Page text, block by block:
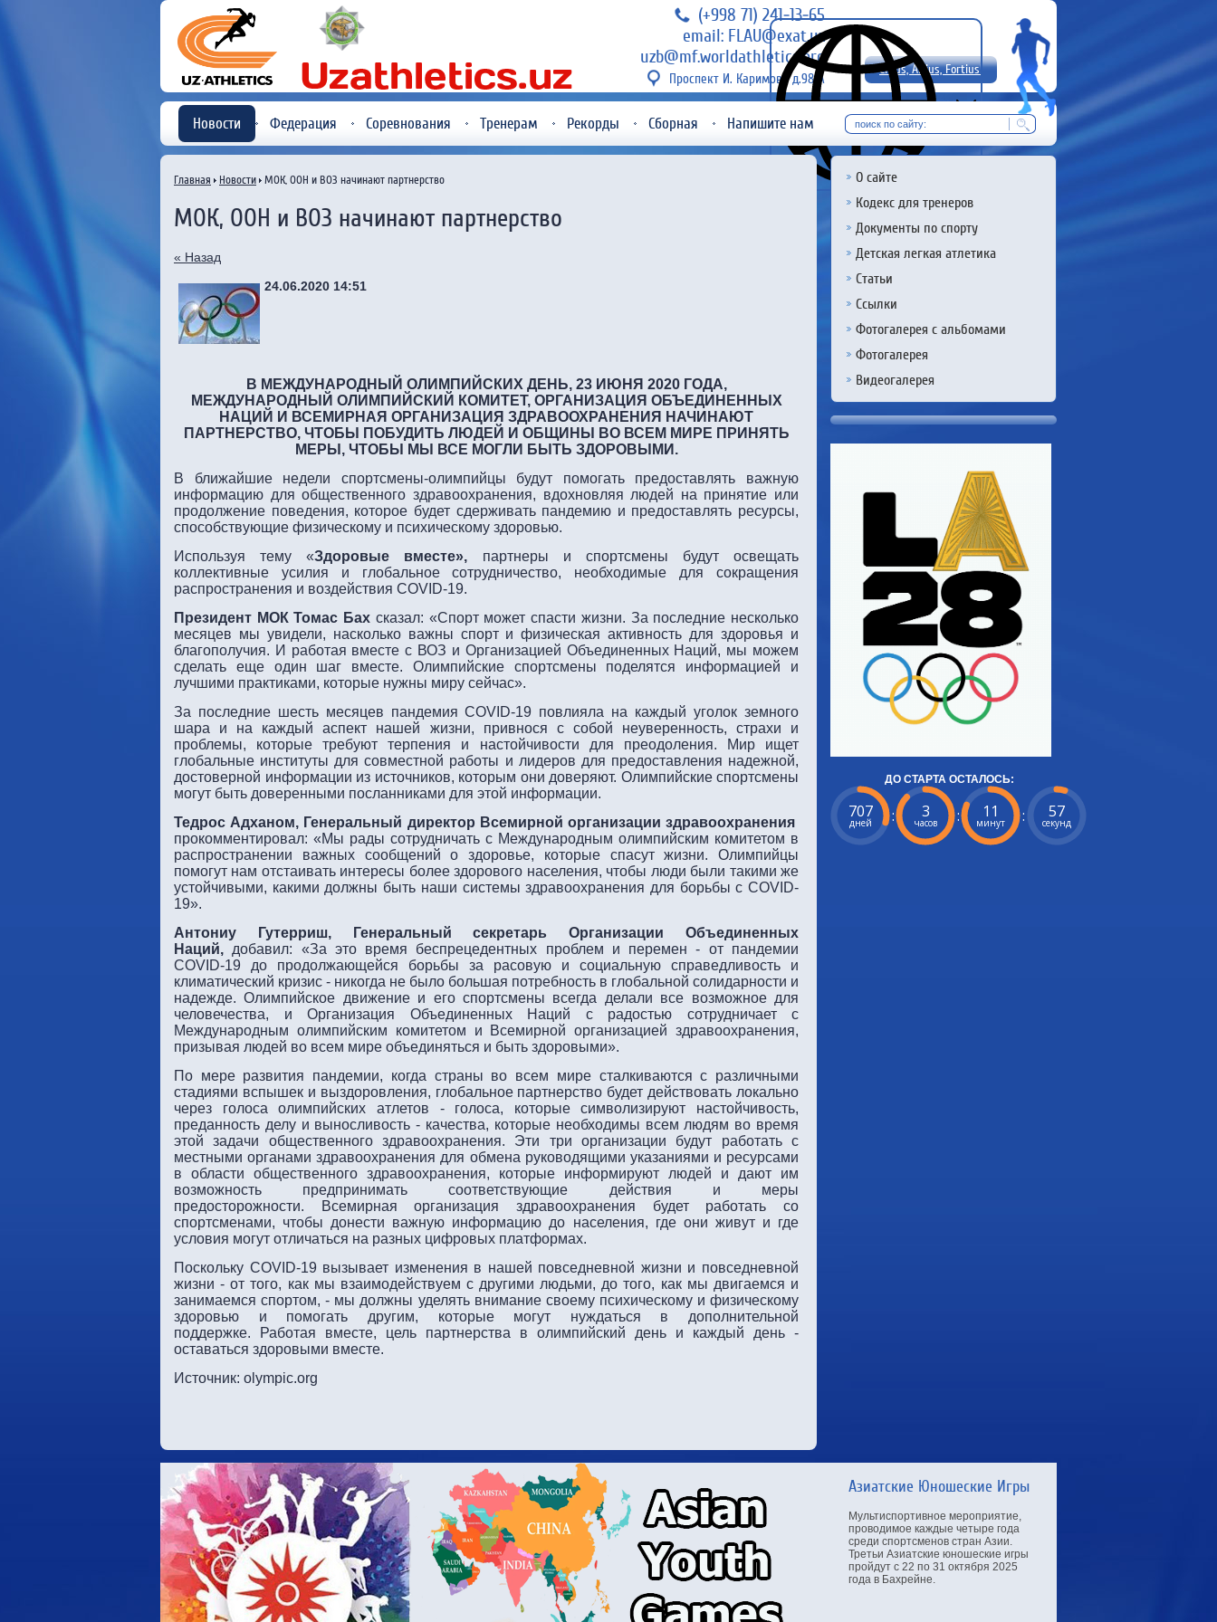
(+998 71) 241-13-65
email: FLAU@exat.uz
uzb@mf.worldathletics.org
Проспект И. Каримова д.98 А
Citius, Altius, Fortius!
RU
Новости Федерация Соревнования Тренерам Рекорды Сборная Напишите нам
О сайте
Кодекс для тренеров
Документы по спорту
Детская легкая атлетика
Статьи
Ссылки
Фотогалерея с альбомами
Фотогалерея
Видеогалерея
ДО СТАРТА ОСТАЛОСЬ:
707
дней : 3
часов : 11
минут : 56
секунд
Главная Новости МОК, ООН и ВОЗ начинают партнерство
МОК, ООН и ВОЗ начинают партнерство
« Назад
24.06.2020 14:51
В МЕЖДУНАРОДНЫЙ ОЛИМПИЙСКИХ ДЕНЬ, 23 ИЮНЯ 2020 ГОДА,
МЕЖДУНАРОДНЫЙ ОЛИМПИЙСКИЙ КОМИТЕТ, ОРГАНИЗАЦИЯ ОБЪЕДИНЕННЫХ
НАЦИЙ И ВСЕМИРНАЯ ОРГАНИЗАЦИЯ ЗДРАВООХРАНЕНИЯ НАЧИНАЮТ
ПАРТНЕРСТВО, ЧТОБЫ ПОБУДИТЬ ЛЮДЕЙ И ОБЩИНЫ ВО ВСЕМ МИРЕ ПРИНЯТЬ
МЕРЫ, ЧТОБЫ МЫ ВСЕ МОГЛИ БЫТЬ ЗДОРОВЫМИ.
В ближайшие недели спортсмены-олимпийцы будут помогать предоставлять важную
информацию для общественного здравоохранения, вдохновляя людей на принятие или
продолжение поведения, которое будет сдерживать пандемию и предоставлять ресурсы,
способствующие физическому и психическому здоровью.
Используя тему «Здоровые вместе», партнеры и спортсмены будут освещать
коллективные усилия и глобальное сотрудничество, необходимые для сокращения
распространения и воздействия COVID-19.
Президент МОК Томас Бах сказал: «Спорт может спасти жизни. За последние несколько
месяцев мы увидели, насколько важны спорт и физическая активность для здоровья и
благополучия. И работая вместе с ВОЗ и Организацией Объединенных Наций, мы можем
сделать еще один шаг вместе. Олимпийские спортсмены поделятся информацией и
лучшими практиками, которые нужны миру сейчас».
За последние шесть месяцев пандемия COVID-19 повлияла на каждый уголок земного
шара и на каждый аспект нашей жизни, привнося с собой неуверенность, страхи и
проблемы, которые требуют терпения и настойчивости для преодоления. Мир ищет
глобальные институты для совместной работы и лидеров для предоставления надежной,
достоверной информации из источников, которым они доверяют. Олимпийские спортсмены
могут быть доверенными посланниками для этой информации.
Тедрос Адханом, Генеральный директор Всемирной организации здравоохранения
прокомментировал: «Мы рады сотрудничать с Международным олимпийским комитетом в
распространении важных сообщений о здоровье, которые спасут жизни. Олимпийцы
помогут нам отстаивать интересы более здорового населения, чтобы люди были такими же
устойчивыми, какими должны быть наши системы здравоохранения для борьбы с COVID-
19».
Антониу Гутерриш, Генеральный секретарь Организации Объединенных
Наций, добавил: «За это время беспрецедентных проблем и перемен - от пандемии
COVID-19 до продолжающейся борьбы за расовую и социальную справедливость и
климатический кризис - никогда не было большая потребность в глобальной солидарности и
надежде. Олимпийское движение и его спортсмены всегда делали все возможное для
человечества, и Организация Объединенных Наций с радостью сотрудничает с
Международным олимпийским комитетом и Всемирной организацией здравоохранения,
призывая людей во всем мире объединяться и быть здоровыми».
По мере развития пандемии, когда страны во всем мире сталкиваются с различными
стадиями вспышек и выздоровления, глобальное партнерство будет действовать локально
через голоса олимпийских атлетов - голоса, которые символизируют настойчивость,
преданность делу и выносливость - качества, которые необходимы всем людям во время
этой задачи общественного здравоохранения. Эти три организации будут работать с
местными органами здравоохранения для обмена руководящими указаниями и ресурсами
в области общественного здравоохранения, которые информируют людей и дают им
возможность предпринимать соответствующие действия и меры
предосторожности. Всемирная организация здравоохранения будет работать со
спортсменами, чтобы донести важную информацию до населения, где они живут и где
условия могут отличаться на разных цифровых платформах.
Поскольку COVID-19 вызывает изменения в нашей повседневной жизни и повседневной
жизни - от того, как мы взаимодействуем с другими людьми, до того, как мы двигаемся и
занимаемся спортом, - мы должны уделять внимание своему психическому и физическому
здоровью и помогать другим, которые могут нуждаться в дополнительной
поддержке. Работая вместе, цель партнерства в олимпийский день и каждый день -
оставаться здоровыми вместе.
Источник: olympic.org
Азиатские Юношеские Игры
Мультиспортивное мероприятие,
проводимое каждые четыре года
среди спортсменов стран Азии.
Третьи Азиатские юношеские игры
пройдут с 22 по 31 октября 2025
года в Бахрейне.